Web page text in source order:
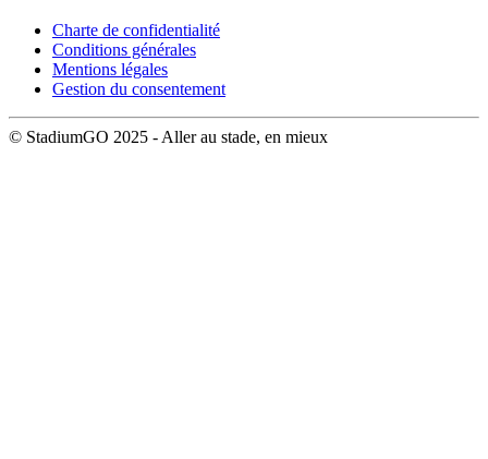
Charte de confidentialité
Conditions générales
Mentions légales
Gestion du consentement
© StadiumGO 2025 - Aller au stade, en mieux